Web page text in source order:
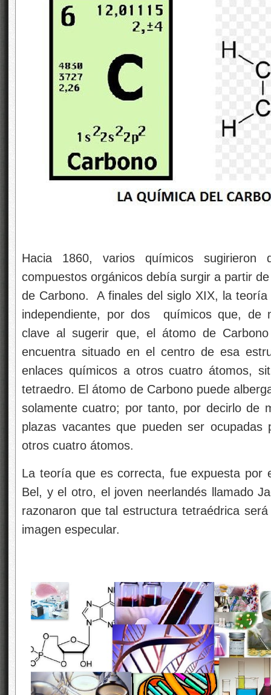
Hacia 1860, varios químicos
compuestos orgánicos debía surgir a partir
de Carbono. A finales del siglo XIX, la
independiente, por dos químicos que, de
clave al sugerir que, el átomo de
encuentra situado en el centro de esa
enlaces químicos a otros cuatro átomos,
tetraedro. El átomo de Carbono puede
solamente cuatro; por tanto, por decirlo de
plazas vacantes que pueden ser
otros cuatro átomos.
La teoría que es correcta, fue expuesta por
Bel, y el otro, el joven neerlandés llamado
razonaron que tal estructura tetraédrica
imagen especular.